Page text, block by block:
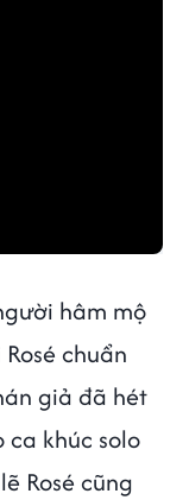
hâm mộ
chuẩn
giả đã hét
khúc solo
Rosé cũng